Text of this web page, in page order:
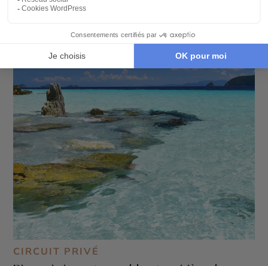
CIRCUIT PRIVÉ